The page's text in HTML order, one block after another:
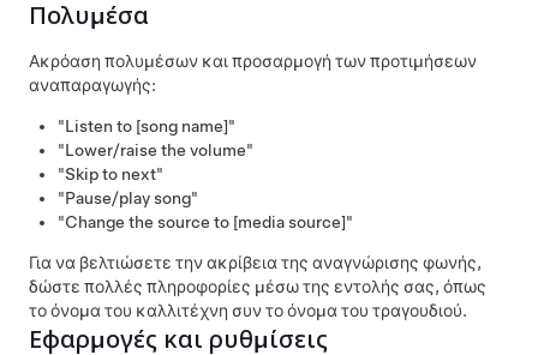
Πολυμέσα
Ακρόαση πολυμέσων και προσαρμογή των προτιμήσεων
αναπαραγωγής:
"Listen to [song name]"
"Lower/raise the volume"
"Skip to next"
"Pause/play song"
"Change the source to [media source]"
Για να βελτιώσετε την ακρίβεια της αναγνώρισης φωνής,
δώστε πολλές πληροφορίες μέσω της εντολής σας, όπως
το όνομα του καλλιτέχνη συν το όνομα του τραγουδιού.
Εφαρμογές και ρυθμίσεις